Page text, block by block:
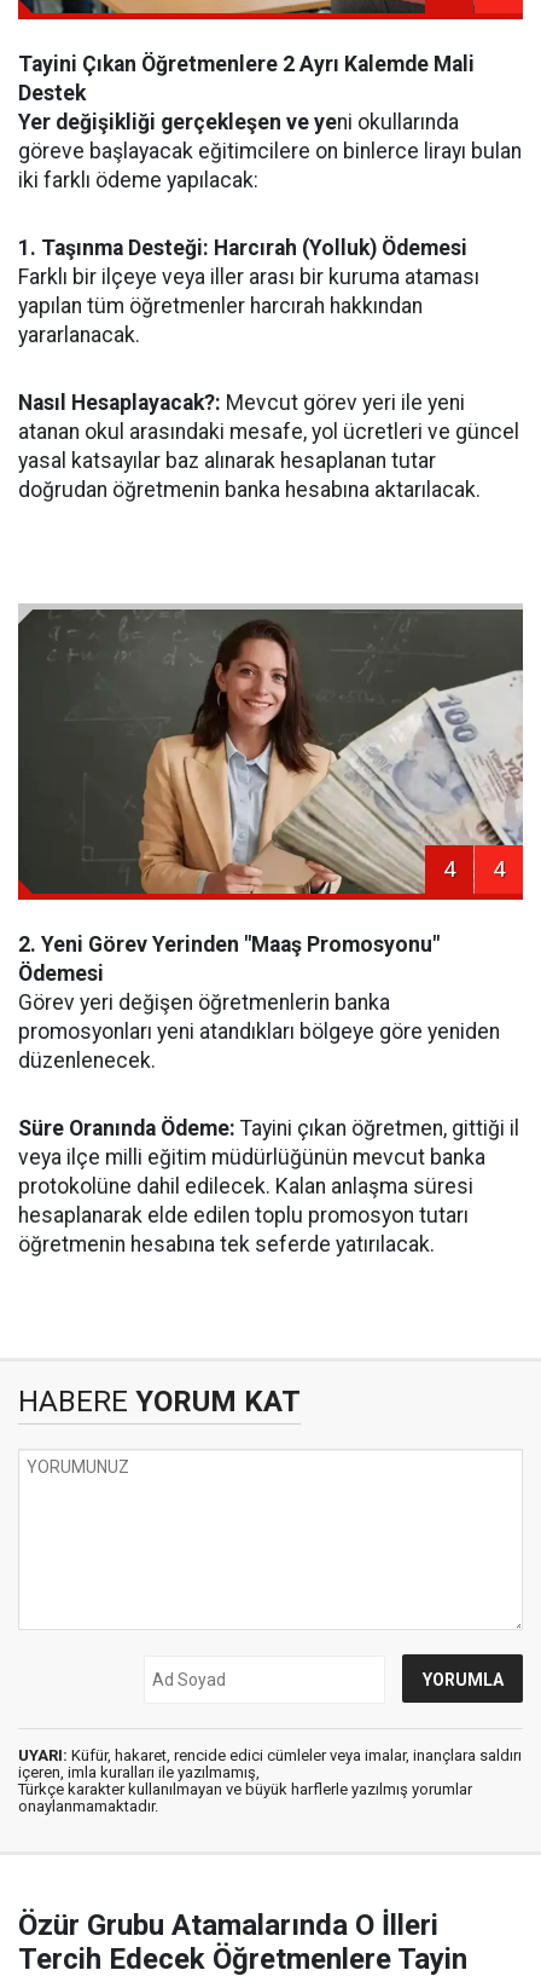
Tayini Çıkan Öğretmenlere 2 Ayrı Kalemde Mali
Destek
Yer değişikliği gerçekleşen ve yeni okullarında
göreve başlayacak eğitimcilere on binlerce lirayı bulan
iki farklı ödeme yapılacak:
1. Taşınma Desteği: Harcırah (Yolluk) Ödemesi
Farklı bir ilçeye veya iller arası bir kuruma ataması
yapılan tüm öğretmenler harcırah hakkından
yararlanacak.
Nasıl Hesaplayacak?: Mevcut görev yeri ile yeni
atanan okul arasındaki mesafe, yol ücretleri ve güncel
yasal katsayılar baz alınarak hesaplanan tutar
doğrudan öğretmenin banka hesabına aktarılacak.
4 4
2. Yeni Görev Yerinden "Maaş Promosyonu"
Ödemesi
Görev yeri değişen öğretmenlerin banka
promosyonları yeni atandıkları bölgeye göre yeniden
düzenlenecek.
Süre Oranında Ödeme: Tayini çıkan öğretmen, gittiği il
veya ilçe milli eğitim müdürlüğünün mevcut banka
protokolüne dahil edilecek. Kalan anlaşma süresi
hesaplanarak elde edilen toplu promosyon tutarı
öğretmenin hesabına tek seferde yatırılacak.
HABERE YORUM KAT
UYARI: Küfür, hakaret, rencide edici cümleler veya imalar, inançlara saldırı
içeren, imla kuralları ile yazılmamış,
Türkçe karakter kullanılmayan ve büyük harflerle yazılmış yorumlar
onaylanmamaktadır.
Özür Grubu Atamalarında O İlleri
Tercih Edecek Öğretmenlere Tayin